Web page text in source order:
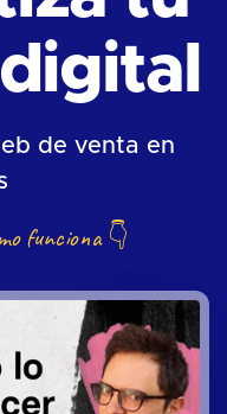
de venta en
funciona 👇